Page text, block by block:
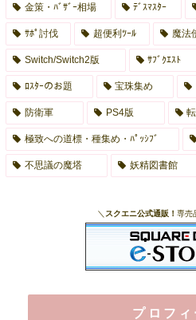
金策・ﾊﾞｻﾞｰ相場 ﾃﾞｽﾏｽﾀｰ
ｻﾎﾟ討伐 超便利ﾂｰﾙ 魔法
Switch/Switch2版 ｻﾌﾞｸｴｽﾄ
ﾛｽﾀｰのお題 宝珠集め
防衛軍 PS4版
極致への道標・種集め・ﾊﾟｯｼﾌﾞ
不思議の魔塔 妖精図書館
＼ スクエニ公式通販！ 専売
プロフ